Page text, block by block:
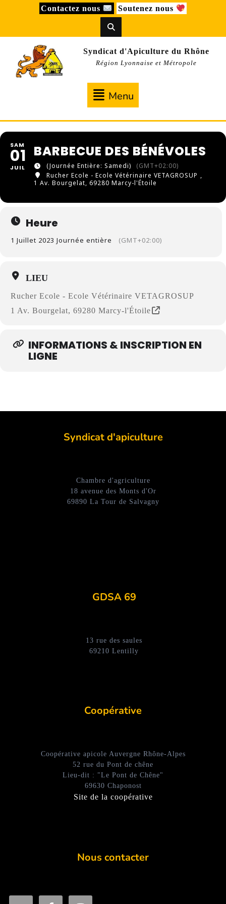
Contactez nous Soutenez nous
Syndicat d'Apiculture du Rhône
Région Lyonnaise et Métropole
Menu
SAM
01
JUIL
BARBECUE DES BÉNÉVOLES
(Journée Entière: Samedi)
(GMT+02:00)
Rucher Ecole - Ecole Vétérinaire VETAGROSUP ,
1 Av. Bourgelat, 69280 Marcy-l'Étoile
Heure
1 Juillet 2023 Journée entière (GMT+02:00)
LIEU
Rucher Ecole - Ecole Vétérinaire VETAGROSUP
1 Av. Bourgelat, 69280 Marcy-l'Étoile
INFORMATIONS & INSCRIPTION EN
LIGNE
Syndicat d'apiculture
Chambre d'agriculture
18 avenue des Monts d'Or
69890 La Tour de Salvagny
GDSA 69
13 rue des saules
69210 Lentilly
Coopérative
Coopérative apicole Auvergne Rhône-Alpes
52 rue du Pont de chêne
Lieu-dit : "Le Pont de Chêne"
69630 Chaponost
Site de la coopérative
Nous contacter